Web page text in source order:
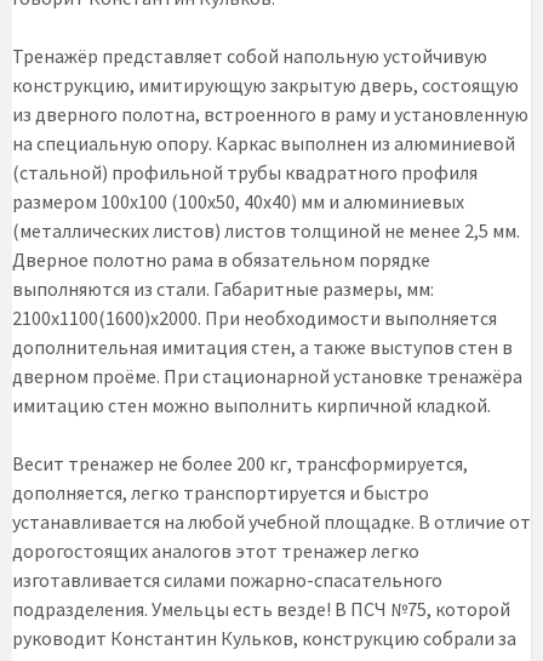
Тренажёр представляет собой напольную устойчивую
конструкцию, имитирующую закрытую дверь, состоящую
из дверного полотна, встроенного в раму и установленную
на специальную опору. Каркас выполнен из алюминиевой
(стальной) профильной трубы квадратного профиля
размером 100х100 (100х50, 40х40) мм и алюминиевых
(металлических листов) листов толщиной не менее 2,5 мм.
Дверное полотно рама в обязательном порядке
выполняются из стали. Габаритные размеры, мм:
2100х1100(1600)х2000. При необходимости выполняется
дополнительная имитация стен, а также выступов стен в
дверном проёме. При стационарной установке тренажёра
имитацию стен можно выполнить кирпичной кладкой.
Весит тренажер не более 200 кг, трансформируется,
дополняется, легко транспортируется и быстро
устанавливается на любой учебной площадке. В отличие от
дорогостоящих аналогов этот тренажер легко
изготавливается силами пожарно-спасательного
подразделения. Умельцы есть везде! В ПСЧ №75, которой
руководит Константин Кульков, конструкцию собрали за